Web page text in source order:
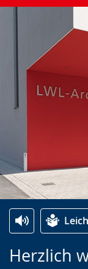
Herzlich
Leichten
Audio-
Video